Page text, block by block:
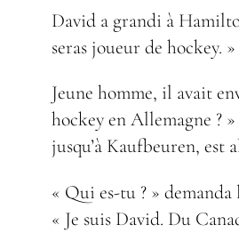
David a grandi à
seras joueur de hockey.
Jeune homme, il avait
hockey en Allemagne ?
jusqu’à Kaufbeuren, est
« Qui es-tu ? » demanda
« Je suis David. Du